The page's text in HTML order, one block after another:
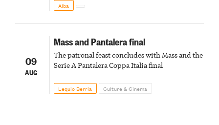
Alba
09
AUG
Mass and Pantalera final
The patronal feast concludes with Mass and the
Serie A Pantalera Coppa Italia final
Lequio Berria Culture & Cinema